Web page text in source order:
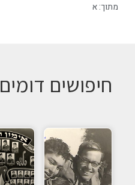
מתוך:א
חיפושים דומים